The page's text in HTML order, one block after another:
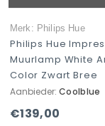
Merk: Philips Hue
Philips Hue
Muurlamp White
Color Zwart Bree
Aanbieder: Coolblue
€139,00